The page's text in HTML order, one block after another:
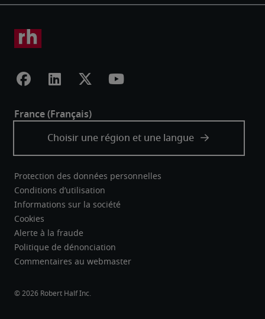
Protection des données personnelles
Conditions d’utilisation
Informations sur la société
Cookies
Alerte à la fraude
Politique de dénonciation
Commentaires au webmaster